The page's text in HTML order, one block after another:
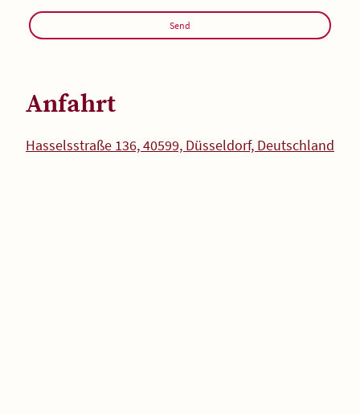
Send
Anfahrt
Hasselsstraße 136, 40599, Düsseldorf, Deutschland